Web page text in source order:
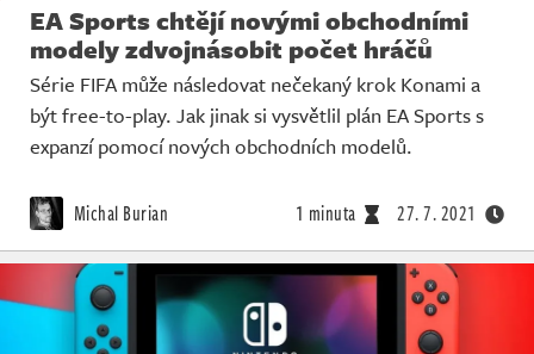
EA Sports chtějí novými obchodními
modely zdvojnásobit počet hráčů
Série FIFA může následovat nečekaný krok Konami a
být free-to-play. Jak jinak si vysvětlil plán EA Sports s
expanzí pomocí nových obchodních modelů.
Michal Burian 1 minuta 27. 7. 2021